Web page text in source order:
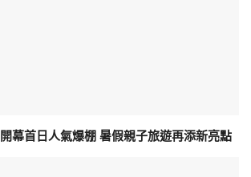
幕首日人氣爆棚 暑假親子旅遊再添新亮點